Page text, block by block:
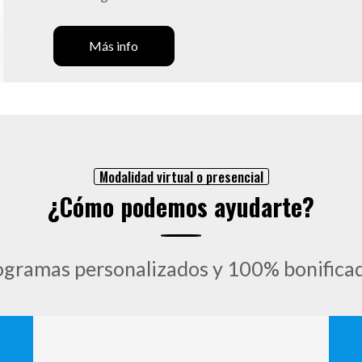
Más info
Modalidad virtual o presencial
¿Cómo podemos ayudarte?
personalizados y 100%